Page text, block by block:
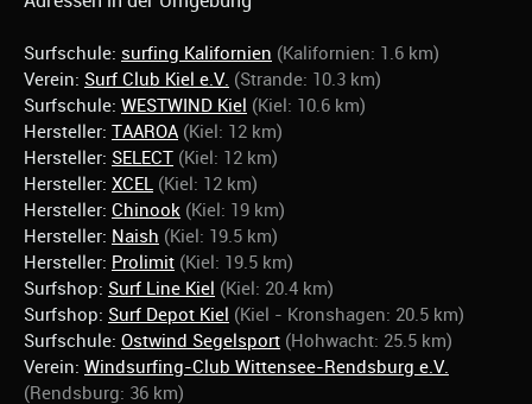
Surfschule: surfing Kalifornien (Kalifornien: 1.6 km)
Verein: Surf Club Kiel e.V. (Strande: 10.3 km)
Surfschule: WESTWIND Kiel (Kiel: 10.6 km)
Hersteller: TAAROA (Kiel: 12 km)
Hersteller: SELECT (Kiel: 12 km)
Hersteller: XCEL (Kiel: 12 km)
Hersteller: Chinook (Kiel: 19 km)
Hersteller: Naish (Kiel: 19.5 km)
Hersteller: Prolimit (Kiel: 19.5 km)
Surfshop: Surf Line Kiel (Kiel: 20.4 km)
Surfshop: Surf Depot Kiel (Kiel - Kronshagen: 20.5 km)
Surfschule: Ostwind Segelsport (Hohwacht: 25.5 km)
Verein: Windsurfing-Club Wittensee-Rendsburg e.V.
(Rendsburg: 36 km)